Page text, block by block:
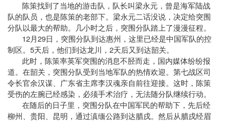
陈策找到了当地的游击队，队长叫梁永元，曾是海军陆战
队的队员，也是陈策的老部下。梁永元二话没说，决定给突围
分队以最大的帮助。几小时之后，突围分队踏上了漫漫征程。
12月29日 ，突围分队到达惠州，这里已经是中国军队的控
制区。 5天后，他们到达龙川， 2天后又到达韶关。
此时，陈策率英军突围的消息不胫而走，国内媒体纷纷报
道。在韶关，突围分队受到当地军队的热情欢迎。第七战区司
令长官余汉谋、广东省主席李汉魂亲自前往迎接。这时，陈策
受伤的左腕已经感染，必须手术治疗，无法随分队继续行动。
在随后的日子里，突围分队在中国军民的帮助下，先后经
柳州、贵阳、昆明，通过滇缅公路到达腊戌。然后从腊戌经眉